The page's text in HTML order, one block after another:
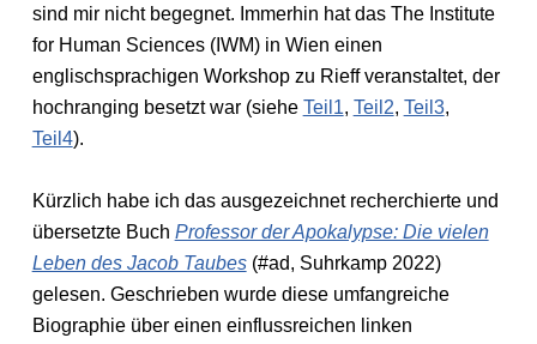
sind mir nicht begegnet. Immerhin hat das The Institute
for Human Sciences (IWM) in Wien einen
englischsprachigen Workshop zu Rieff veranstaltet, der
hochranging besetzt war (siehe Teil1, Teil2, Teil3,
Teil4).
Kürzlich habe ich das ausgezeichnet recherchierte und
übersetzte Buch Professor der Apokalypse: Die vielen
Leben des Jacob Taubes(#ad, Suhrkamp 2022)
gelesen. Geschrieben wurde diese umfangreiche
Biographie über einen einflussreichen linken